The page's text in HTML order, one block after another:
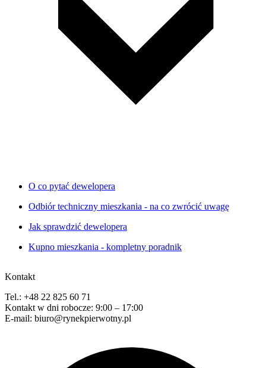
O co pytać dewelopera
Odbiór techniczny mieszkania - na co zwrócić uwagę
Jak sprawdzić dewelopera
Kupno mieszkania - kompletny poradnik
Kontakt
Tel.: +48 22 825 60 71
Kontakt w dni robocze: 9:00 – 17:00
E-mail: biuro@rynekpierwotny.pl